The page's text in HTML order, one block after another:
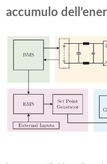
accumulo